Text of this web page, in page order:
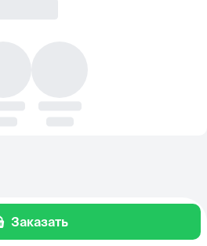
Заказать